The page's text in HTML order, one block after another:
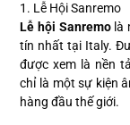
1. Lễ Hội Sanremo
Lễ hội Sanremolà
tín nhất tại Italy.
được xem là nền
chỉ là một sự kiện
hàng đầu thế giới.